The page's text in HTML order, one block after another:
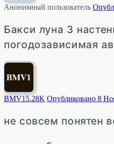
Анонимный пользователь
Бакси луна 3
погодозависимая
BMV1 5.28K Опубликовано 8
не совсем понятен